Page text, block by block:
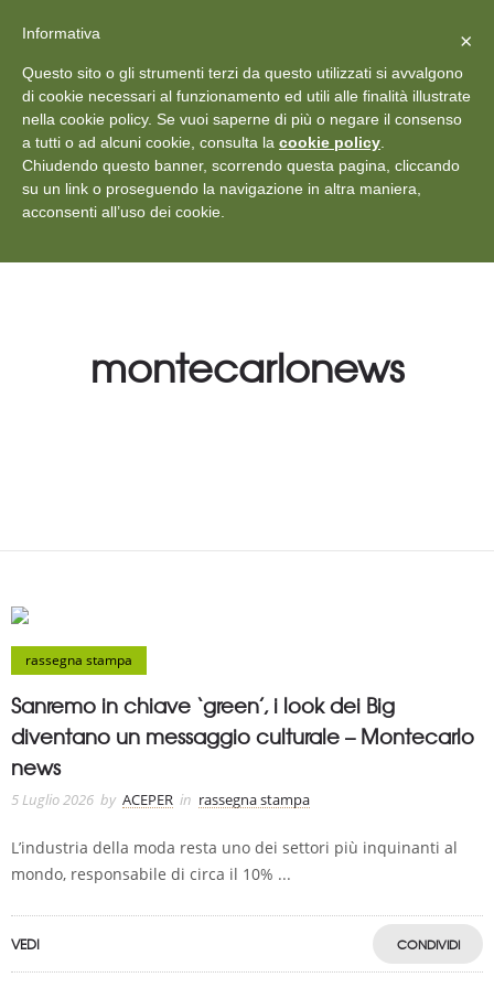
+39 011 18867102 info@aceper.it Statuto
Aceper
montecarlonews
rassegna stampa
Sanremo in chiave ‘green’, i look dei Big
diventano un messaggio culturale – Montecarlo
news
5 Luglio 2026 by ACEPER in rassegna stampa
L’industria della moda resta uno dei settori più inquinanti al
mondo, responsabile di circa il 10% ...
VEDI CONDIVIDI
Vedi: Protezione dei dati personali ×
Informativa
Questo sito o gli strumenti terzi da questo utilizzati si avvalgono
di cookie necessari al funzionamento ed utili alle finalità illustrate
nella cookie policy. Se vuoi saperne di più o negare il consenso
a tutti o ad alcuni cookie, consulta la cookie policy
Chiudendo questo banner, scorrendo questa pagina, cliccando
su un link o proseguendo la navigazione in altra maniera,
acconsenti all’uso dei cookie.